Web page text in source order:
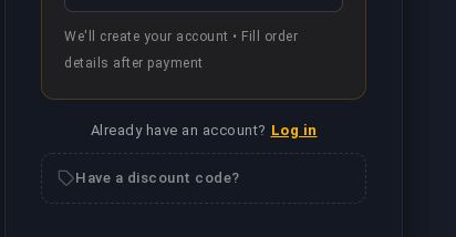
con mayor prioridad, resultando en una finalización
todas las partidas, según tus requisitos.
We'll create your account • Fill order
details after payment
Already have an account? Log in
Have a discount code?